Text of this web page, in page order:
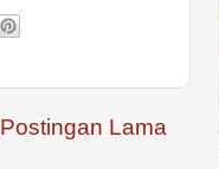
Postingan Lama